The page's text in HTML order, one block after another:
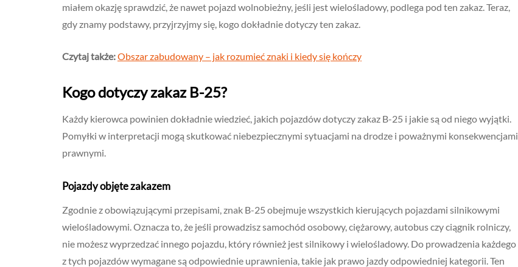
miałem okazję sprawdzić, że nawet pojazd wolnobieżny, jeśli jest wielośladowy, podlega pod ten zakaz. Teraz,
gdy znamy podstawy, przyjrzyjmy się, kogo dokładnie dotyczy ten zakaz.
Czytaj także:Obszar zabudowany – jak rozumieć znaki i kiedy się kończy
Kogo dotyczy zakaz B-25?
Każdy kierowca powinien dokładnie wiedzieć, jakich pojazdów dotyczy zakaz B-25 i jakie są od niego wyjątki.
Pomyłki w interpretacji mogą skutkować niebezpiecznymi sytuacjami na drodze i poważnymi konsekwencjami
prawnymi.
Pojazdy objęte zakazem
Zgodnie z obowiązującymi przepisami, znak B-25 obejmuje wszystkich kierujących pojazdami silnikowymi
wielośladowymi. Oznacza to, że jeśli prowadzisz samochód osobowy, ciężarowy, autobus czy ciągnik rolniczy,
nie możesz wyprzedzać innego pojazdu, który również jest silnikowy i wielośladowy. Do prowadzenia każdego
z tych pojazdów wymagane są odpowiednie uprawnienia, takie jak prawo jazdy odpowiedniej kategorii. Ten